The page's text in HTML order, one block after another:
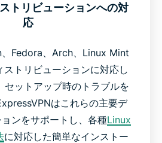
トリビューションへの対
応
Fedora、Arch、Linux Mint
ストリビューションに対応し
セットアップ時のトラブルを
はこれらの主要デ
ンをサポートし、各種Linux
に対応した簡単なインストー